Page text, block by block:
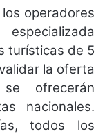
operadores
turísticas de 5
la oferta
ofrecerán
nacionales.
todos los